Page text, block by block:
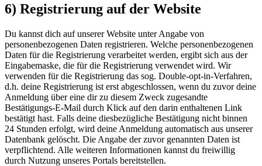
6) Registrierung auf der Website
Du kannst dich auf unserer Website unter Angabe von
personenbezogenen Daten registrieren. Welche personenbezogenen
Daten für die Registrierung verarbeitet werden, ergibt sich aus der
Eingabemaske, die für die Registrierung verwendet wird. Wir
verwenden für die Registrierung das sog. Double-opt-in-Verfahren,
d.h. deine Registrierung ist erst abgeschlossen, wenn du zuvor deine
Anmeldung über eine dir zu diesem Zweck zugesandte
Bestätigungs-E-Mail durch Klick auf den darin enthaltenen Link
bestätigt hast. Falls deine diesbezügliche Bestätigung nicht binnen
24 Stunden erfolgt, wird deine Anmeldung automatisch aus unserer
Datenbank gelöscht. Die Angabe der zuvor genannten Daten ist
verpflichtend. Alle weiteren Informationen kannst du freiwillig
durch Nutzung unseres Portals bereitstellen.